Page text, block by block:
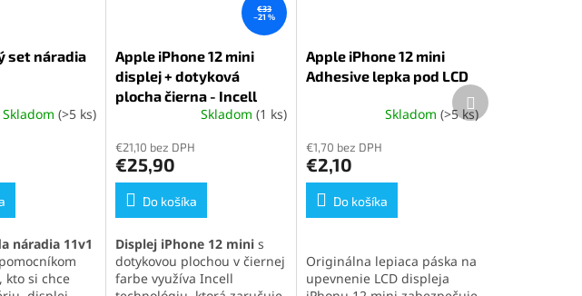
set náradia
Skladom (>5 ks)
náradia 11v1
kto si chce
€33
–21 %
Apple iPhone 12 mini
displej + dotyková
plocha čierna - Incell
produktu
je
5,0
5
hviezdičiek.
Skladom(1 ks)
€21,10 bez DPH
€25,90
Do košíka
Displej iPhone 12 minis
dotykovou plochou v čiernej
farbe využíva Incell
Apple iPhone 12 mini
Adhesive lepka pod LCD
Skladom (>5 ks)
€1,70 bez DPH
€2,10
Do košíka
Originálna lepiaca páska na
upevnenie LCD displeja
Ďalší
produkt